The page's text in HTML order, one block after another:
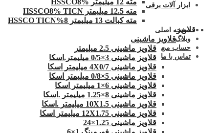
ابزار آلات برقی
صفحه اصلی
وبلاگ
حساب من
تماس با ما
مته 12 میلیمتر HSSCO8%
مته 12.5 میلیمتر HSSCO8% TICN
مته کبالت 13 میلیمتر 8%HSSCO TICN
قلاویز
قلاویز ماشینی
قلاویز ماشینی 2.5 میلیمتر
قلاویز ماشینی 3×0/5 میلیمتر.اسکا
قلاویز ماشینی 4X0/7 میلیمتر اسکا
قلاویز ماشینی 5×0/8 میلیمتر اسکا
قلاویز ماشینی 6×1 میلیمتر اسکا
قلاویز ماشینی 8×1.25 میلیمتر .اسکا
قلاویز ماشینی 10X1.5 میلیمتر .اسکا
قلاویز ماشینی 12X1.75 میلیمتر اسکا
قلاویز ماشینی 1.25×24